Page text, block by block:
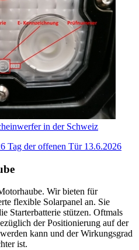
in der Schweiz
Tag der offenen Tür 13.6.2026
Wir bieten für
flexible Solarpanel an. Sie
Starterbatterie stützen. Oftmals
der Positionierung auf der
kann und der Wirkungsgrad
ist.